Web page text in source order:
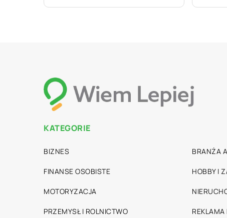
KATEGORIE
BIZNES BRANŻA
FINANSE OSOBISTE HOBBY I
MOTORYZACJA
PRZEMYSŁ I ROLNICTWO REKLAMA